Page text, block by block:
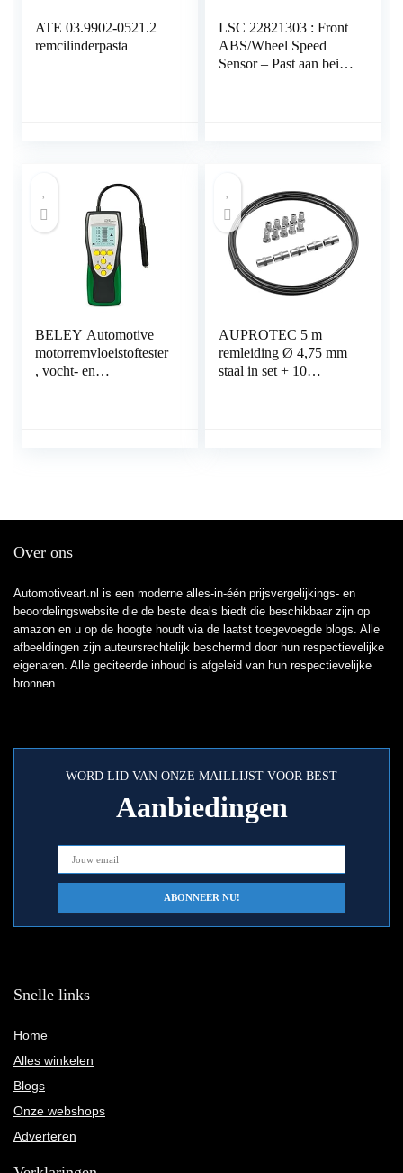
ATE 03.9902-0521.2
remcilinderpasta
LSC 22821303 : Front
ABS/Wheel Speed
Sensor – Past aan beide
BELEY Automotive
motorremvloeistoftester
, vocht- en
AUPROTEC 5 m
remleiding Ø 4,75 mm
staal in set + 10
Over ons
Automotiveart.nl is een moderne alles-in-één prijsvergelijkings- en
beoordelingswebsite die de beste deals biedt die beschikbaar zijn op
amazon en u op de hoogte houdt via de laatst toegevoegde blogs. Alle
afbeeldingen zijn auteursrechtelijk beschermd door hun respectievelijke
eigenaren. Alle geciteerde inhoud is afgeleid van hun respectievelijke
bronnen.
WORD LID VAN ONZE MAILLIJST VOOR BEST
Aanbiedingen
Snelle links
Home
Alles winkelen
Blogs
Onze webshops
Adverteren